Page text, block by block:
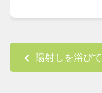
Post navigation
陽射しを浴びて